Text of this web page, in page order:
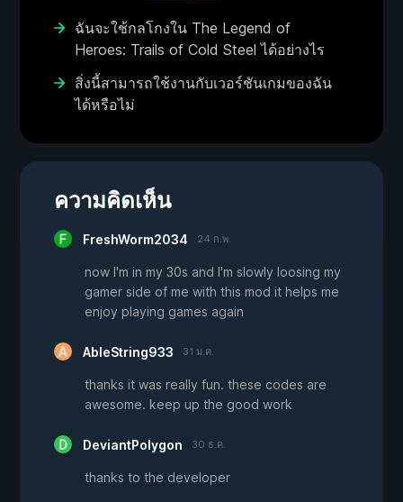
ฉันจะใช้กลโกงใน The Legend of
Heroes: Trails of Cold Steel ได้อย่างไร
สิ่งนี้สามารถใช้งานกับเวอร์ชันเกมของฉัน
ได้หรือไม่
ความคิดเห็น
FreshWorm2034 24 ก.พ.
now I'm in my 30s and I'm slowly loosing my
gamer side of me with this mod it helps me
enjoy playing games again
AbleString933 31 ม.ค.
thanks it was really fun. these codes are
awesome. keep up the good work
DeviantPolygon 30 ธ.ค.
thanks to the developer